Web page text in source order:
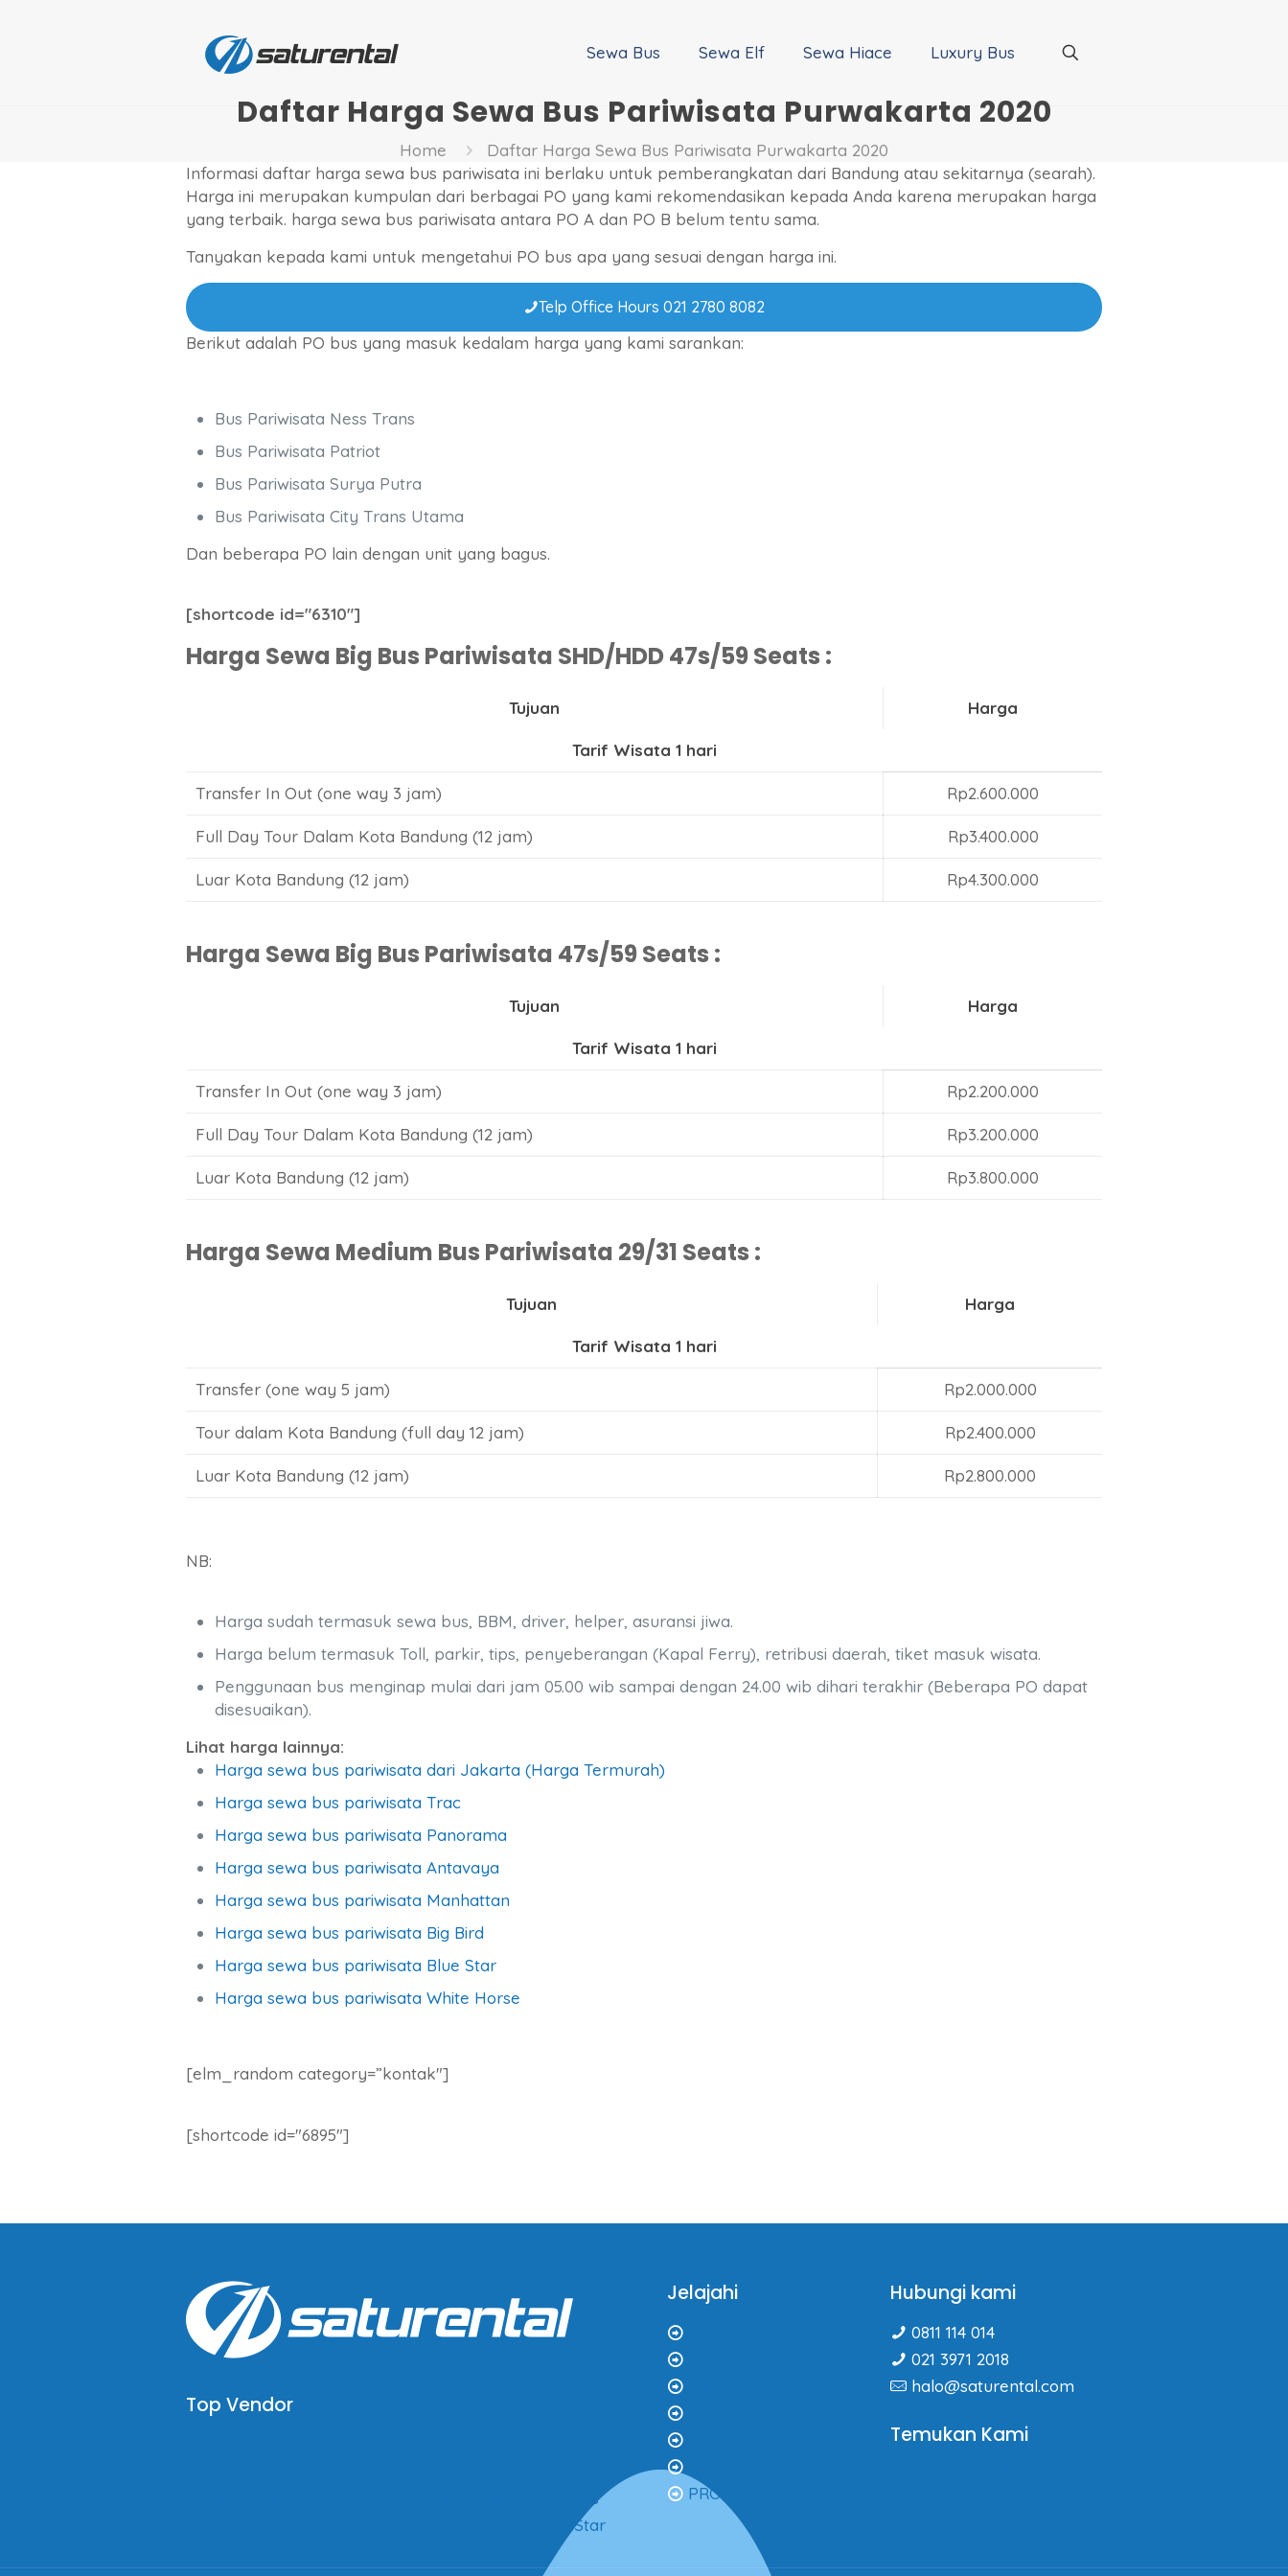
Sewa Bus Sewa Elf Sewa Hiace Luxury Bus
Daftar Harga Sewa Bus Pariwisata Purwakarta 2020
Home
Daftar Harga Sewa Bus Pariwisata Purwakarta 2020
Informasi daftar harga sewa bus pariwisata ini berlaku untuk pemberangkatan dari Bandung atau sekitarnya (searah).
Harga ini merupakan kumpulan dari berbagai PO yang kami rekomendasikan kepada Anda karena merupakan harga
yang terbaik. harga sewa bus pariwisata antara PO A dan PO B belum tentu sama.
Tanyakan kepada kami untuk mengetahui PO bus apa yang sesuai dengan harga ini.
Telp Office Hours 021 2780 8082
Berikut adalah PO bus yang masuk kedalam harga yang kami sarankan:
Bus Pariwisata Ness Trans
Bus Pariwisata Patriot
Bus Pariwisata Surya Putra
Bus Pariwisata City Trans Utama
Dan beberapa PO lain dengan unit yang bagus.
[shortcode id="6310"]
Harga Sewa Big Bus Pariwisata SHD/HDD 47s/59 Seats :
Tujuan Harga
Tarif Wisata 1 hari
Transfer In Out (one way 3 jam) Rp2.600.000
Full Day Tour Dalam Kota Bandung (12 jam) Rp3.400.000
Luar Kota Bandung (12 jam) Rp4.300.000
Harga Sewa Big Bus Pariwisata 47s/59 Seats :
Tujuan Harga
Tarif Wisata 1 hari
Transfer In Out (one way 3 jam) Rp2.200.000
Full Day Tour Dalam Kota Bandung (12 jam) Rp3.200.000
Luar Kota Bandung (12 jam) Rp3.800.000
Harga Sewa Medium Bus Pariwisata 29/31 Seats :
Tujuan Harga
Tarif Wisata 1 hari
Transfer (one way 5 jam) Rp2.000.000
Tour dalam Kota Bandung (full day 12 jam) Rp2.400.000
Luar Kota Bandung (12 jam) Rp2.800.000
NB:
Harga sudah termasuk sewa bus, BBM, driver, helper, asuransi jiwa.
Harga belum termasuk Toll, parkir, tips, penyeberangan (Kapal Ferry), retribusi daerah, tiket masuk wisata.
Penggunaan bus menginap mulai dari jam 05.00 wib sampai dengan 24.00 wib dihari terakhir (Beberapa PO dapat
disesuaikan).
Lihat harga lainnya:
Harga sewa bus pariwisata dari Jakarta (Harga Termurah)
Harga sewa bus pariwisata Trac
Harga sewa bus pariwisata Panorama
Harga sewa bus pariwisata Antavaya
Harga sewa bus pariwisata Manhattan
Harga sewa bus pariwisata Big Bird
Harga sewa bus pariwisata Blue Star
Harga sewa bus pariwisata White Horse
[elm_random category=”kontak″]
[shortcode id="6895"]
Top Vendor
Bus Pariwisata Bin Ilyas
Bus Pariwisata Blue Star
Jelajahi
PROMO
Hubungi kami
0811 114 014
021 3971 2018
halo@saturental.com
Temukan Kami